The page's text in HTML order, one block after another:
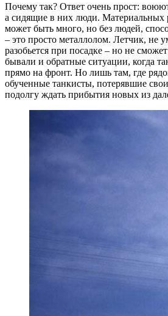
Почему так? Ответ очень прост:
а сидящие в них люди. Материальных
может быть много, но без людей,
– это просто металлолом. Летчик, не
разобьется при посадке – но не
бывали и обратные ситуации, когда
прямо на фронт. Но лишь там, где
обученные танкисты, потерявшие
подолгу ждать прибытия новых из